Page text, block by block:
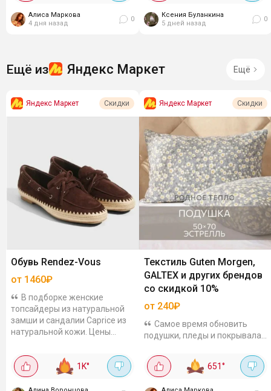
модели. На Ozon и...
Алиса Маркова
4 дня назад
0
женскую коллекцию
KARIMEN30 - на...
Ксения Буланкина
5 дней назад
0
Ещё из Яндекс Маркет Ещё
Яндекс Маркет Скидки
Обувь Rendez-Vous
от 1460₽
В подборке женские
топсайдеры из натуральной
замши и сандалии Caprice из
натуральной кожи. Цены
уточняйте в карточке.
Топсайдеры женские,...
1K°
Яндекс Маркет Скидки
Текстиль Guten Morgen,
GALTEX и других брендов
со скидкой 10%
от 240₽
Самое время обновить
подушки, пледы и покрывала.
подборку текстиля по
отличным ценам - для
651°